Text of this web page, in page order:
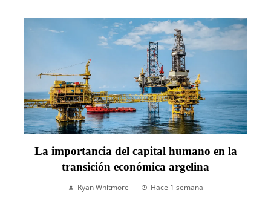
La importancia del capital humano en la
transición económica argelina
Ryan Whitmore Hace 1 semana